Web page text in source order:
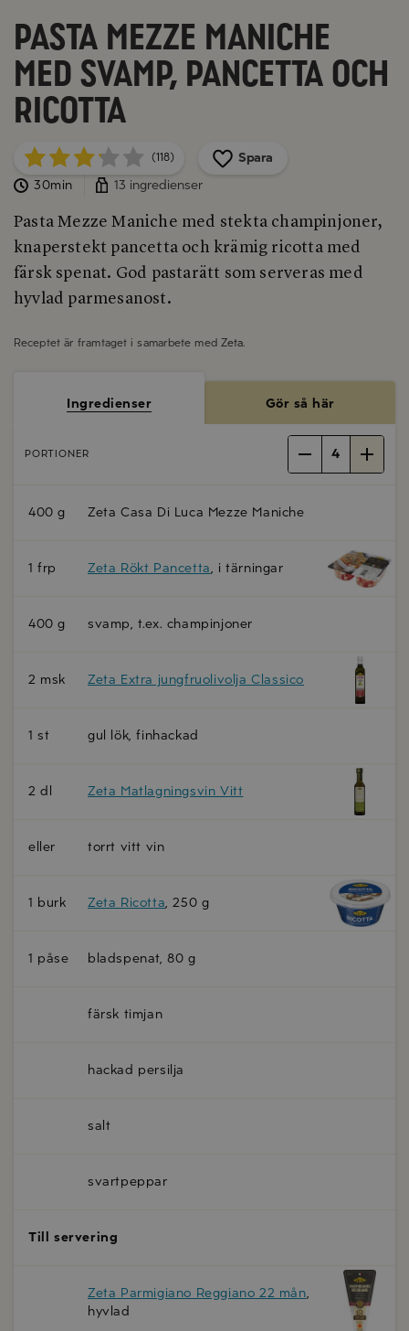
Pasta Mezze Maniche
med svamp, pancetta och
ricotta
(118)
Spara
30min
13 ingredienser
Pasta Mezze Maniche med stekta champinjoner,
knaperstekt pancetta och krämig ricotta med
färsk spenat. God pastarätt som serveras med
hyvlad parmesanost.
Receptet är framtaget i samarbete med Zeta.
Ingredienser Gör så här
PORTIONER 4
400 g Zeta Casa Di Luca Mezze Maniche
1 frp Zeta Rökt Pancetta, i tärningar
400 g svamp, t.ex. champinjoner
2 msk Zeta Extra jungfruolivolja Classico
1 st gul lök, finhackad
2 dl Zeta Matlagningsvin Vitt
eller torrt vitt vin
1 burk Zeta Ricotta, 250 g
1 påse bladspenat, 80 g
färsk timjan
hackad persilja
salt
svartpeppar
Till servering
Zeta Parmigiano Reggiano 22 mån,
hyvlad